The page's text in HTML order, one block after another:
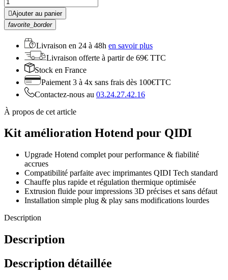
Ajouter au panier
favorite_border
Livraison en 24 à 48h en savoir plus
Livraison offerte à partir de 69€ TTC
Stock en France
Paiement 3 à 4x sans frais dès 100€TTC
Contactez-nous au 03.24.27.42.16
À propos de cet article
Kit amélioration Hotend pour QIDI
Upgrade Hotend complet pour performance & fiabilité
accrues
Compatibilité parfaite avec imprimantes QIDI Tech standard
Chauffe plus rapide et régulation thermique optimisée
Extrusion fluide pour impressions 3D précises et sans défaut
Installation simple plug & play sans modifications lourdes
Description
Description
Description détaillée